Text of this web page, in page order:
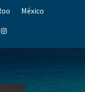
México
Instagram